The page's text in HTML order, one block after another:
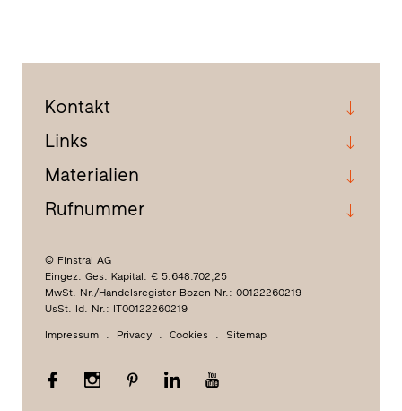
Kontakt
Links
Materialien
Rufnummer
© Finstral AG
Eingez. Ges. Kapital: € 5.648.702,25
MwSt.-Nr./Handelsregister Bozen Nr.: 00122260219
UsSt. Id. Nr.: IT00122260219
Impressum Privacy Cookies Sitemap